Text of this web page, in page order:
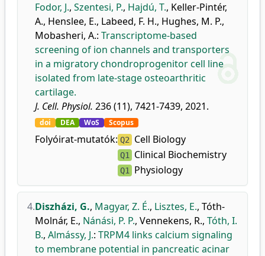
Fodor, J., Szentesi, P., Hajdú, T., Keller-Pintér,
A., Henslee, E., Labeed, F. H., Hughes, M. P.,
Mobasheri, A.: Transcriptome-based
screening of ion channels and transporters
in a migratory chondroprogenitor cell line
isolated from late-stage osteoarthritic
cartilage.
J. Cell. Physiol. 236 (11), 7421-7439, 2021.
doi DEA WoS Scopus
Folyóirat-mutatók: Q2 Cell Biology
Q1 Clinical Biochemistry
Q1 Physiology
4.Diszházi, G., Magyar, Z. É., Lisztes, E., Tóth-
Molnár, E., Nánási, P. P., Vennekens, R., Tóth, I.
B., Almássy, J.: TRPM4 links calcium signaling
to membrane potential in pancreatic acinar